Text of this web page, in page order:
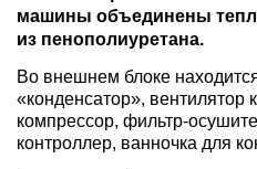
машины объединены
из пенополиуретана.
Во внешнем блоке
«конденсатор», вентилятор
компрессор, фильтр-
контроллер, ванночка для